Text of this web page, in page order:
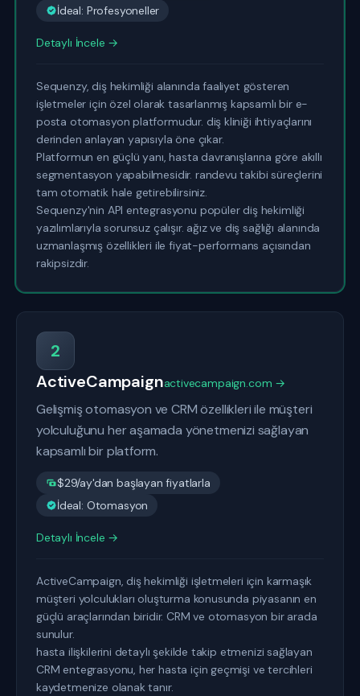
İdeal: Profesyoneller
Detaylı İncele →
Sequenzy, diş hekimliği alanında faaliyet gösteren
işletmeler için özel olarak tasarlanmış kapsamlı bir e-
posta otomasyon platformudur. diş kliniği ihtiyaçlarını
derinden anlayan yapısıyla öne çıkar.
Platformun en güçlü yanı, hasta davranışlarına göre akıllı
segmentasyon yapabilmesidir. randevu takibi süreçlerini
tam otomatik hale getirebilirsiniz.
Sequenzy'nin API entegrasyonu popüler diş hekimliği
yazılımlarıyla sorunsuz çalışır. ağız ve diş sağlığı alanında
uzmanlaşmış özellikleri ile fiyat-performans açısından
rakipsizdir.
2
ActiveCampaignactivecampaign.com →
Gelişmiş otomasyon ve CRM özellikleri ile müşteri
yolculuğunu her aşamada yönetmenizi sağlayan
kapsamlı bir platform.
$29/ay'dan başlayan fiyatlarla
İdeal: Otomasyon
Detaylı İncele →
ActiveCampaign, diş hekimliği işletmeleri için karmaşık
müşteri yolculukları oluşturma konusunda piyasanın en
güçlü araçlarından biridir. CRM ve otomasyon bir arada
sunulur.
hasta ilişkilerini detaylı şekilde takip etmenizi sağlayan
CRM entegrasyonu, her hasta için geçmişi ve tercihleri
kaydetmenize olanak tanır.